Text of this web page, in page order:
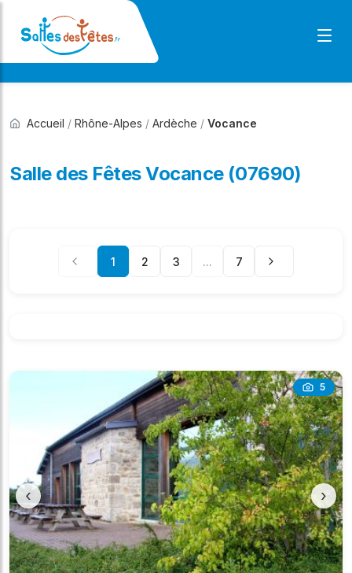
Accueil / Rhône-Alpes / Ardèche / Vocance
Salle des Fêtes Vocance (07690)
1 2 3 ... 7
5
‹ ›